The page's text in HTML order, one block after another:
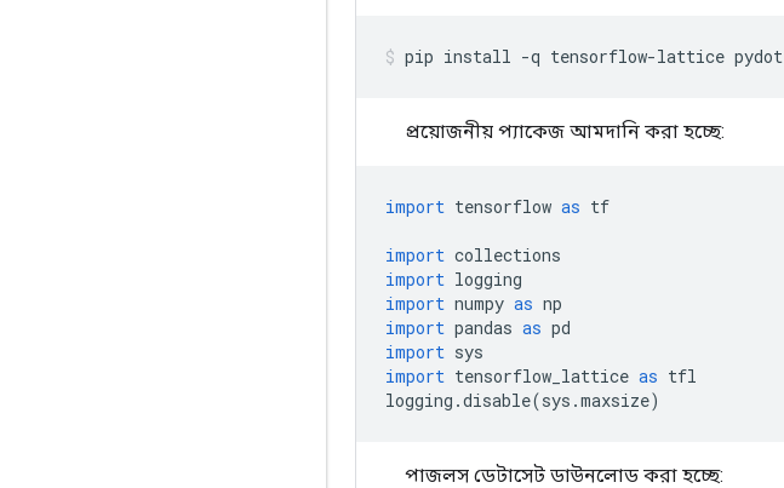
pip install -q tensorflow-lattice pydot
প্রয়োজনীয় প্যাকেজ আমদানি করা হচ্ছে:
import tensorflow as tf
import collections
import logging
import numpy as np
import pandas as pd
import sys
import tensorflow_lattice as tfl
logging .disable(sys .maxsize)
পাজলস ডেটাসেট ডাউনলোড করা হচ্ছে: